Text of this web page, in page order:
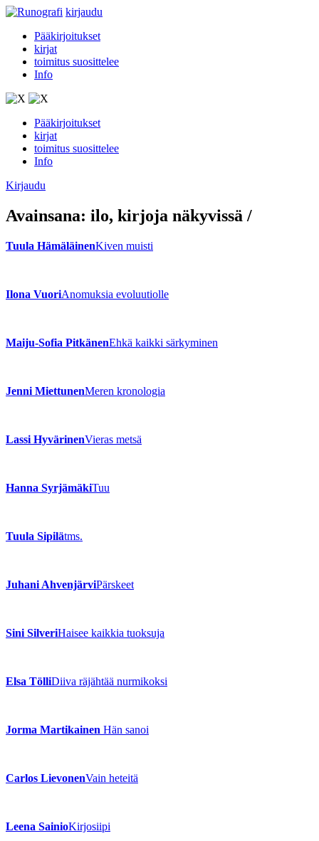
kirjaudu
Pääkirjoitukset
kirjat
toimitus suosittelee
Info
Pääkirjoitukset
kirjat
toimitus suosittelee
Info
Kirjaudu
Avainsana: ilo, kirjoja näkyvissä /
Tuula HämäläinenKiven muisti
Ilona VuoriAnomuksia evoluutiolle
Maiju-Sofia PitkänenEhkä kaikki särkyminen
Jenni MiettunenMeren kronologia
Lassi HyvärinenVieras metsä
Hanna SyrjämäkiTuu
Tuula Sipilätms.
Juhani AhvenjärviPärskeet
Sini SilveriHaisee kaikkia tuoksuja
Elsa TölliDiiva räjähtää nurmikoksi
Jorma Martikainen Hän sanoi
Carlos LievonenVain heteitä
Leena SainioKirjosiipi